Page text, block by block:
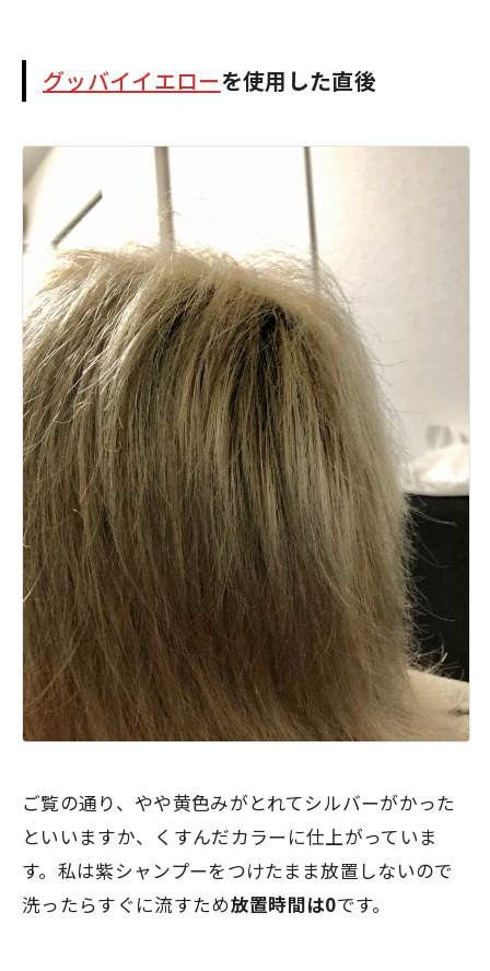
グッバイイエローを使用した直後
ご覧の通り、やや黄色みがとれてシルバーがかった
といいますか、くすんだカラーに仕上がっていま
す。私は紫シャンプーをつけたまま放置しないので
洗ったらすぐに流すため放置時間は0です。